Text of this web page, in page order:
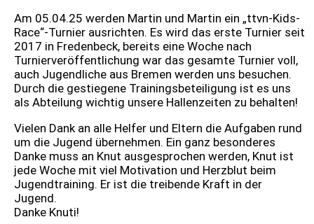
Am 05.04.25 werden Martin und Martin ein „ttvn-Kids-
Race“-Turnier ausrichten. Es wird das erste Turnier seit
2017 in Fredenbeck, bereits eine Woche nach
Turnierveröffentlichung war das gesamte Turnier voll,
auch Jugendliche aus Bremen werden uns besuchen.
Durch die gestiegene Trainingsbeteiligung ist es uns
als Abteilung wichtig unsere Hallenzeiten zu behalten!
Vielen Dank an alle Helfer und Eltern die Aufgaben rund
um die Jugend übernehmen. Ein ganz besonderes
Danke muss an Knut ausgesprochen werden, Knut ist
jede Woche mit viel Motivation und Herzblut beim
Jugendtraining. Er ist die treibende Kraft in der
Jugend.
Danke Knuti!